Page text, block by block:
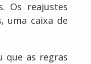
Os reajustes
uma caixa de
que as regras